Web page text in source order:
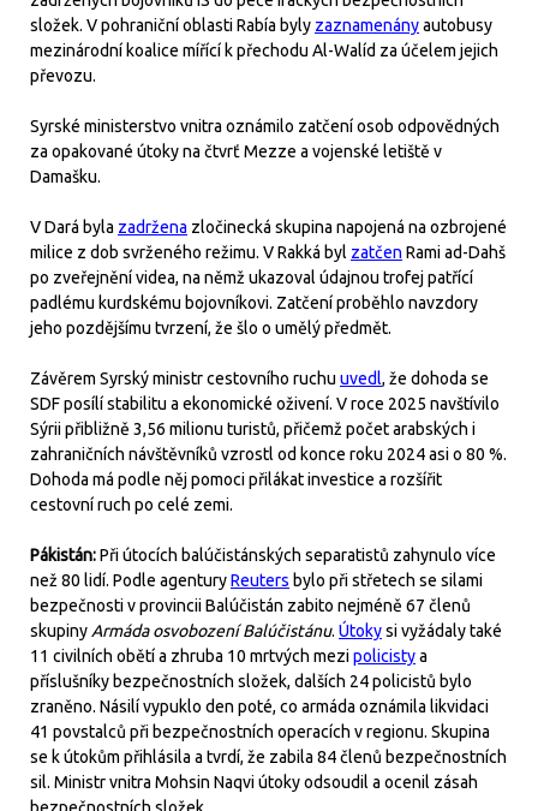
složek. V pohraniční oblasti Rabía byly zaznamenányautobusy
mezinárodní koalice mířící k přechodu Al-Walíd za účelem jejich
převozu.
Syrské ministerstvo vnitra oznámilo zatčení osob odpovědných
za opakované útoky na čtvrť Mezze a vojenské letiště v
Damašku.
V Dará byla zadržena zločinecká skupina napojená na ozbrojené
milice z dob svrženého režimu. V Rakká byl zatčen Rami ad-Dahš
po zveřejnění videa, na němž ukazoval údajnou trofej patřící
padlému kurdskému bojovníkovi. Zatčení proběhlo navzdory
jeho pozdějšímu tvrzení, že šlo o umělý předmět.
Závěrem Syrský ministr cestovního ruchu uvedl, že dohoda se
SDF posílí stabilitu a ekonomické oživení. V roce 2025 navštívilo
Sýrii přibližně 3,56 milionu turistů, přičemž počet arabských i
zahraničních návštěvníků vzrostl od konce roku 2024 asi o 80 %.
Dohoda má podle něj pomoci přilákat investice a rozšířit
cestovní ruch po celé zemi.
Pákistán:Při útocích balúčistánských separatistů zahynulo více
než 80 lidí. Podle agenturyReuters bylo při střetech se silami
bezpečnosti v provincii Balúčistán zabito nejméně 67 členů
skupiny Armáda osvobození Balúčistánu. Útokysi vyžádaly také
11 civilních obětí a zhruba 10 mrtvých mezipolicistya
příslušníky bezpečnostních složek, dalších 24 policistů bylo
zraněno. Násilí vypuklo den poté, co armáda oznámila likvidaci
41 povstalců při bezpečnostních operacích v regionu. Skupina
se k útokům přihlásila a tvrdí, že zabila 84 členů bezpečnostních
sil. Ministr vnitra Mohsin Naqvi útoky odsoudil a ocenil zásah